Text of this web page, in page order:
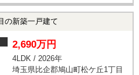
の新築一戸建て
2,690万円
4LDK / 2026年
埼玉県比企郡鳩山町松ケ丘1丁目